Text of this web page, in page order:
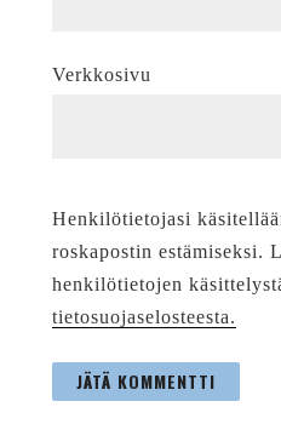
Verkkosivu
Henkilötietojasi
roskapostin estämiseksi.
henkilötietojen
tietosuojaselosteesta.